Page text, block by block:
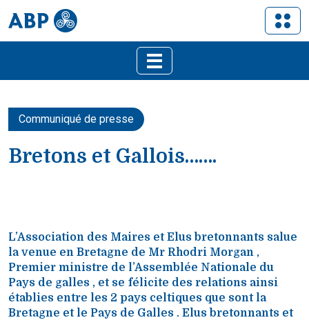
Communiqué de presse
Bretons et Gallois…….
L’Association des Maires et Elus bretonnants salue
la venue en Bretagne de Mr Rhodri Morgan ,
Premier ministre de l’Assemblée Nationale du
Pays de galles , et se félicite des relations ainsi
établies entre les 2 pays celtiques que sont la
Bretagne et le Pays de Galles . Elus bretonnants et